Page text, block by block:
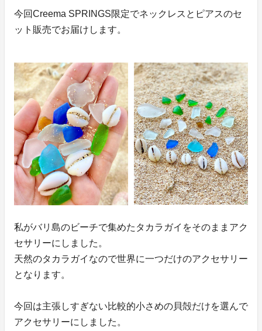
今回Creema SPRINGS限定でネックレスとピアスのセ
ット販売でお届けします。
私がバリ島のビーチで集めたタカラガイをそのままアク
セサリーにしました。
天然のタカラガイなので世界に一つだけのアクセサリー
となります。
今回は主張しすぎない比較的小さめの貝殻だけを選んで
アクセサリーにしました。